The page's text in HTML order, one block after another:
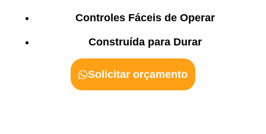
Controles Fáceis de Operar
Construída para Durar
Solicitar orçamento